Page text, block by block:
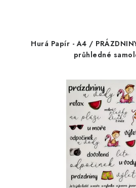
Hurá Papír - A4 /
průhledné